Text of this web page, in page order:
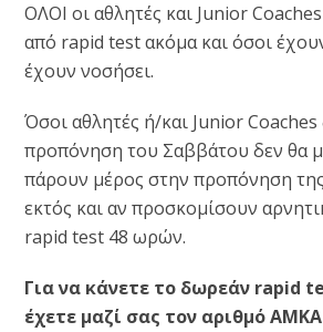
ΟΛΟΙ οι αθλητές και Junior
από rapid test ακόμα και όσοι
έχουν νοσήσει.
Όσοι αθλητές ή/και Junior
προπόνηση του Σαββάτου δεν θα
πάρουν μέρος στην προπόνηση
εκτός και αν προσκομίσουν
rapid test 48 ωρών.
Για να κάνετε το δωρεάν rapid
έχετε μαζί σας τον αριθμό